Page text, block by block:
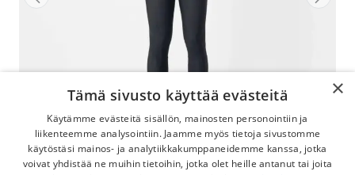
×
Tämä sivusto käyttää evästeitä
Käytämme evästeitä sisällön, mainosten personointiin ja
liikenteemme analysointiin. Jaamme myös tietoja sivustomme
käytöstäsi mainos- ja analytiikkakumppaneidemme kanssa, jotka
voivat yhdistää ne muihin tietoihin, jotka olet heille antanut tai joita